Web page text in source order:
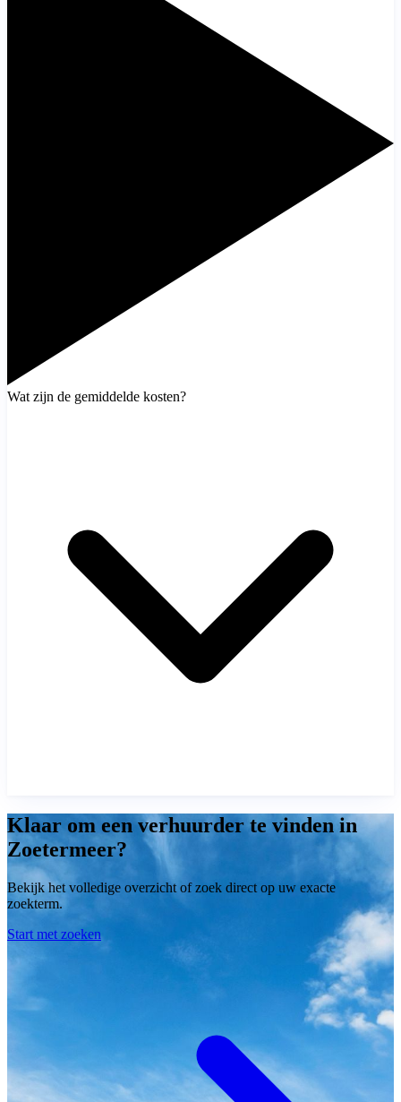
Wat zijn de gemiddelde kosten?
Klaar om een verhuurder te vinden in
Zoetermeer?
Bekijk het volledige overzicht of zoek direct op uw exacte
zoekterm.
Start met zoeken